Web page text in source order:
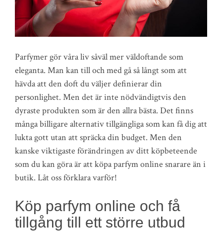
Parfymer gör våra liv såväl mer väldoftande som
eleganta. Man kan till och med gå så långt som att
hävda att den doft du väljer definierar din
personlighet. Men det är inte nödvändigtvis den
dyraste produkten som är den allra bästa. Det finns
många billigare alternativ tillgängliga som kan få dig att
lukta gott utan att spräcka din budget. Men den
kanske viktigaste förändringen av ditt köpbeteende
som du kan göra är att köpa parfym online snarare än i
butik. Låt oss förklara varför!
Köp parfym online och få
tillgång till ett större utbud